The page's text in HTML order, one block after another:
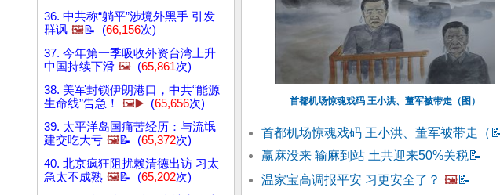
36. 中共称“躺平”涉境外黑手 引发
群讽 🖼️📝 (66,156次)
37. 今年第一季吸收外资台湾上升
中国持续下滑 🖼️ (65,861次)
38. 美军封锁伊朗港口，中共“能源
生命线”告急！
🖼️▶️ (65,656次)
39. 太平洋岛国痛苦经历：与流氓
建交吃大亏 🖼️📝 (65,372次)
40. 北京疯狂阻扰赖清德出访 习太
急太不成熟 🖼️📝 (65,202次)
首都机场惊魂戏码 王小洪、董军被带走（图）
首都机场惊魂戏码 王小洪、董军被带走（
赢麻没来 输麻到站 土共迎来50%关税📝
温家宝高调报平安 习更安全了？ 🖼️📝